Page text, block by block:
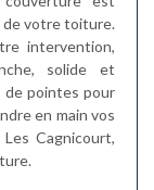
de votre toiture.
intervention,
solide et
de pointes pour
en main vos
Cagnicourt,